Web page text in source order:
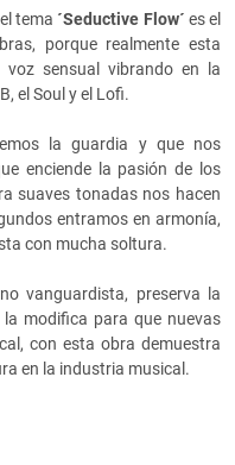
tema ´Seductive Flow´ es el
porque realmente esta
sensual vibrando en la
el Soul y el Lofi.
la guardia y que nos
enciende la pasión de los
suaves tonadas nos hacen
entramos en armonía,
con mucha soltura.
vanguardista, preserva la
modifica para que nuevas
con esta obra demuestra
en la industria musical.